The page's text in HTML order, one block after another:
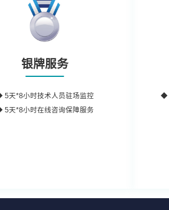
银牌服务
5天*8小时技术人员驻场监控
5天*8小时在线咨询保障服务
◆